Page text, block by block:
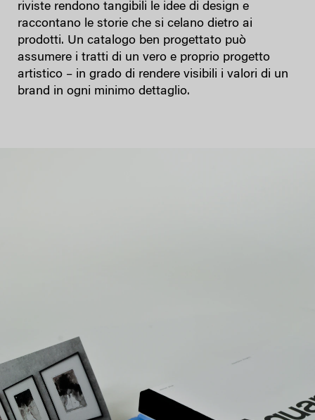
riviste rendono tangibili le idee di design e
raccontano le storie che si celano dietro ai
prodotti. Un catalogo ben progettato può
assumere i tratti di un vero e proprio progetto
artistico – in grado di rendere visibili i valori di un
brand in ogni minimo dettaglio.